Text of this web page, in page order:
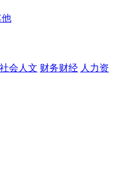
他
社会人文 财务财经 人力资